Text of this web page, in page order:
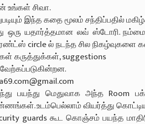
உங்கள் சிவா.
இந்த கதை மூலம் சந்திப்பதில்
ஒரு யதார்த்தமான லவ் ஸ்டோரி.
circle ல் நடந்த சில
கருத்துக்கள், suggestions
பயந்து மெதுவாக அந்த
உடம்பெல்லாம் வியர்த்து
guards கூட கொஞ்சம் பயந்த